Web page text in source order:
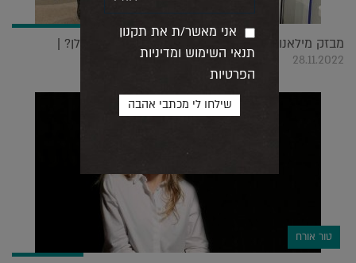
מבזק מילאנו: מה קרה כשלג'יט הגיעה לארוחת מישלן? |
28.11.2022
טור אורח
אני מאשר/ת את תקנון
תנאי השימוש ומדיניות
הפרטיות